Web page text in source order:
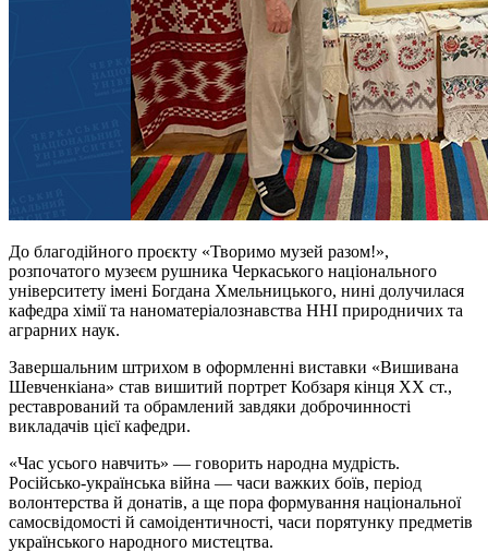
До благодійного проєкту «Творимо музей разом!»,
розпочатого музеєм рушника Черкаського національного
університету імені Богдана Хмельницького, нині долучилася
кафедра хімії та наноматеріалознавства ННІ природничих та
аграрних наук.
Завершальним штрихом в оформленні виставки «Вишивана
Шевченкіана» став вишитий портрет Кобзаря кінця XX ст.,
реставрований та обрамлений завдяки доброчинності
викладачів цієї кафедри.
«Час усього навчить» — говорить народна мудрість.
Російсько-українська війна — часи важких боїв, період
волонтерства й донатів, а ще пора формування національної
самосвідомості й самоідентичності, часи порятунку предметів
українського народного мистецтва.